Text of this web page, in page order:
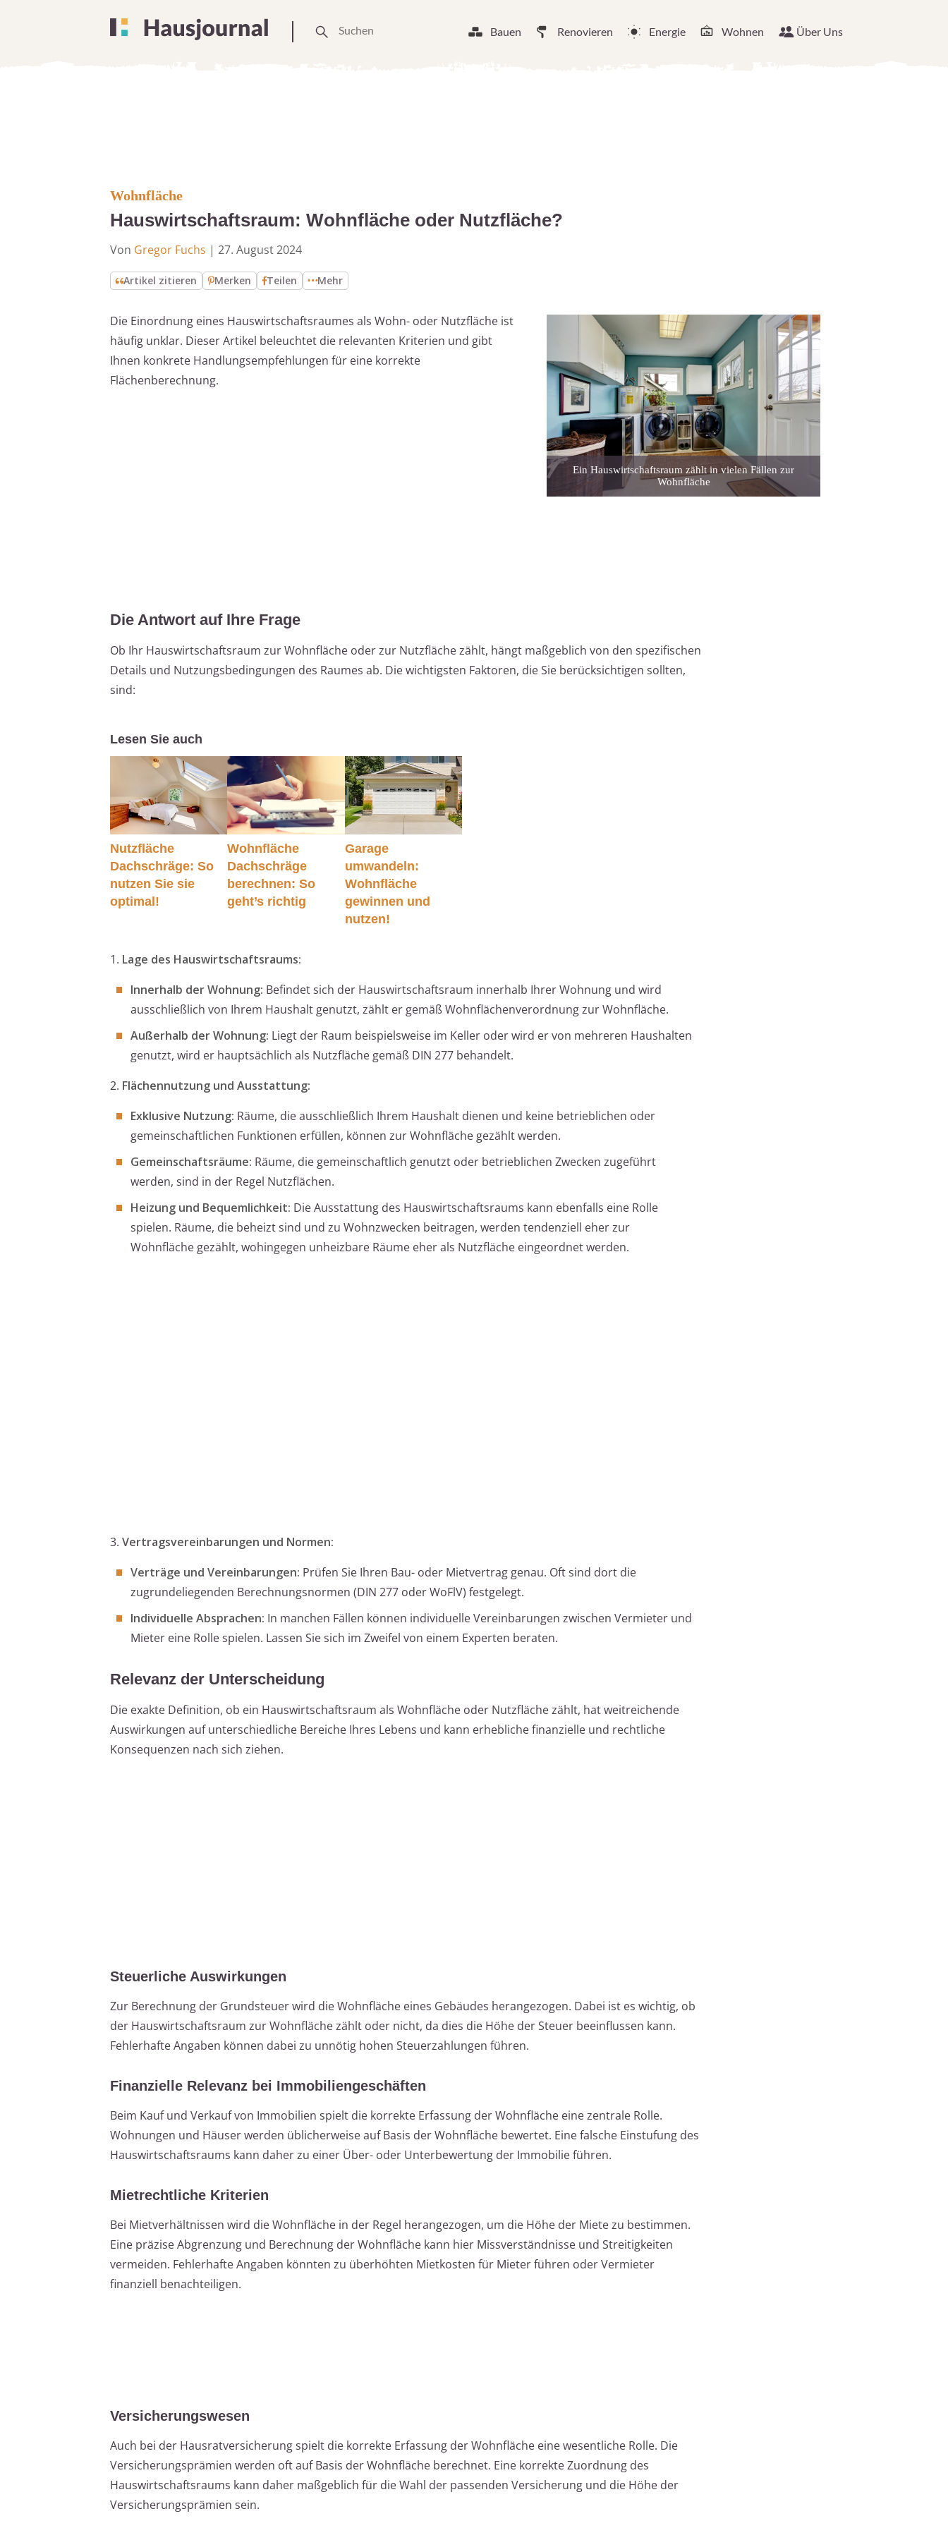
Bauen Renovieren Energie Wohnen Über Uns
Wohnfläche
Hauswirtschaftsraum: Wohnfläche oder Nutzfläche?
Von Gregor Fuchs | 27. August 2024
Artikel zitieren Merken Teilen Mehr
Die Einordnung eines Hauswirtschaftsraumes als Wohn- oder Nutzfläche ist
häufig unklar. Dieser Artikel beleuchtet die relevanten Kriterien und gibt
Ihnen konkrete Handlungsempfehlungen für eine korrekte
Flächenberechnung.
Ein Hauswirtschaftsraum zählt in vielen Fällen zur
Wohnfläche
Die Antwort auf Ihre Frage
Ob Ihr Hauswirtschaftsraum zur Wohnfläche oder zur Nutzfläche zählt, hängt maßgeblich von den spezifischen
Details und Nutzungsbedingungen des Raumes ab. Die wichtigsten Faktoren, die Sie berücksichtigen sollten,
sind:
Lesen Sie auch
Nutzfläche
Dachschräge: So
nutzen Sie sie
optimal!
Wohnfläche
Dachschräge
berechnen: So
geht’s richtig
Garage
umwandeln:
Wohnfläche
gewinnen und
nutzen!
1. Lage des Hauswirtschaftsraums:
Innerhalb der Wohnung: Befindet sich der Hauswirtschaftsraum innerhalb Ihrer Wohnung und wird
ausschließlich von Ihrem Haushalt genutzt, zählt er gemäß Wohnflächenverordnung zur Wohnfläche.
Außerhalb der Wohnung: Liegt der Raum beispielsweise im Keller oder wird er von mehreren Haushalten
genutzt, wird er hauptsächlich als Nutzfläche gemäß DIN 277 behandelt.
2. Flächennutzung und Ausstattung:
Exklusive Nutzung: Räume, die ausschließlich Ihrem Haushalt dienen und keine betrieblichen oder
gemeinschaftlichen Funktionen erfüllen, können zur Wohnfläche gezählt werden.
Gemeinschaftsräume: Räume, die gemeinschaftlich genutzt oder betrieblichen Zwecken zugeführt
werden, sind in der Regel Nutzflächen.
Heizung und Bequemlichkeit: Die Ausstattung des Hauswirtschaftsraums kann ebenfalls eine Rolle
spielen. Räume, die beheizt sind und zu Wohnzwecken beitragen, werden tendenziell eher zur
Wohnfläche gezählt, wohingegen unheizbare Räume eher als Nutzfläche eingeordnet werden.
3. Vertragsvereinbarungen und Normen:
Verträge und Vereinbarungen: Prüfen Sie Ihren Bau- oder Mietvertrag genau. Oft sind dort die
zugrundeliegenden Berechnungsnormen (DIN 277 oder WoFlV) festgelegt.
Individuelle Absprachen: In manchen Fällen können individuelle Vereinbarungen zwischen Vermieter und
Mieter eine Rolle spielen. Lassen Sie sich im Zweifel von einem Experten beraten.
Relevanz der Unterscheidung
Die exakte Definition, ob ein Hauswirtschaftsraum als Wohnfläche oder Nutzfläche zählt, hat weitreichende
Auswirkungen auf unterschiedliche Bereiche Ihres Lebens und kann erhebliche finanzielle und rechtliche
Konsequenzen nach sich ziehen.
Steuerliche Auswirkungen
Zur Berechnung der Grundsteuer wird die Wohnfläche eines Gebäudes herangezogen. Dabei ist es wichtig, ob
der Hauswirtschaftsraum zur Wohnfläche zählt oder nicht, da dies die Höhe der Steuer beeinflussen kann.
Fehlerhafte Angaben können dabei zu unnötig hohen Steuerzahlungen führen.
Finanzielle Relevanz bei Immobiliengeschäften
Beim Kauf und Verkauf von Immobilien spielt die korrekte Erfassung der Wohnfläche eine zentrale Rolle.
Wohnungen und Häuser werden üblicherweise auf Basis der Wohnfläche bewertet. Eine falsche Einstufung des
Hauswirtschaftsraums kann daher zu einer Über- oder Unterbewertung der Immobilie führen.
Mietrechtliche Kriterien
Bei Mietverhältnissen wird die Wohnfläche in der Regel herangezogen, um die Höhe der Miete zu bestimmen.
Eine präzise Abgrenzung und Berechnung der Wohnfläche kann hier Missverständnisse und Streitigkeiten
vermeiden. Fehlerhafte Angaben könnten zu überhöhten Mietkosten für Mieter führen oder Vermieter
finanziell benachteiligen.
Versicherungswesen
Auch bei der Hausratversicherung spielt die korrekte Erfassung der Wohnfläche eine wesentliche Rolle. Die
Versicherungsprämien werden oft auf Basis der Wohnfläche berechnet. Eine korrekte Zuordnung des
Hauswirtschaftsraums kann daher maßgeblich für die Wahl der passenden Versicherung und die Höhe der
Versicherungsprämien sein.